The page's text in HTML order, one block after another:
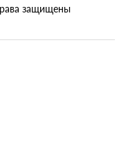
защищены